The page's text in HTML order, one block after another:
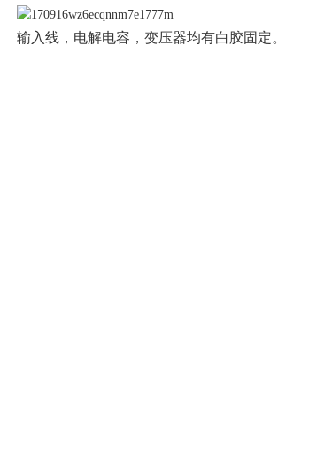
输入线，电解电容，变压器均有白胶固定。